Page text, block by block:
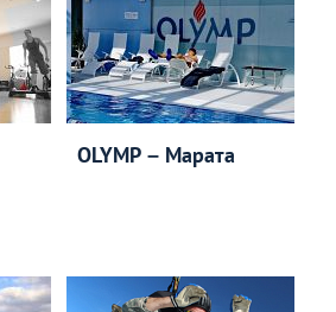
OLYMP – Марата